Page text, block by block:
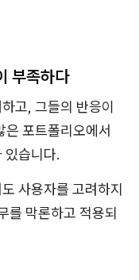
부족하다
고, 그들의 반응이
은 포트폴리오에서
있습니다.
사용자를 고려하지
를 막론하고 적용되